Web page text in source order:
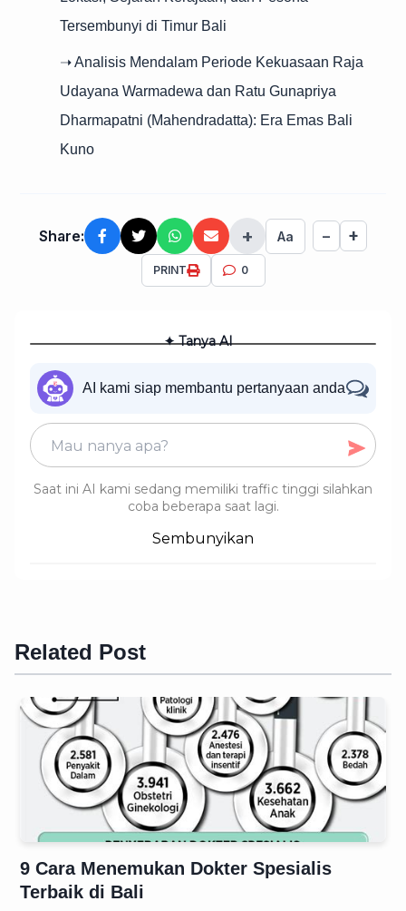
Tersembunyi di Timur Bali
➝ Analisis Mendalam Periode Kekuasaan Raja
Udayana Warmadewa dan Ratu Gunapriya
Dharmapatni (Mahendradatta): Era Emas Bali
Kuno
Share: + Aa − +
PRINT 0
✦ Tanya AI
AI kami siap membantu pertanyaan anda
Saat ini AI kami sedang memiliki traffic tinggi silahkan
coba beberapa saat lagi.
Sembunyikan
Related Post
9 Cara Menemukan Dokter Spesialis
Terbaik di Bali